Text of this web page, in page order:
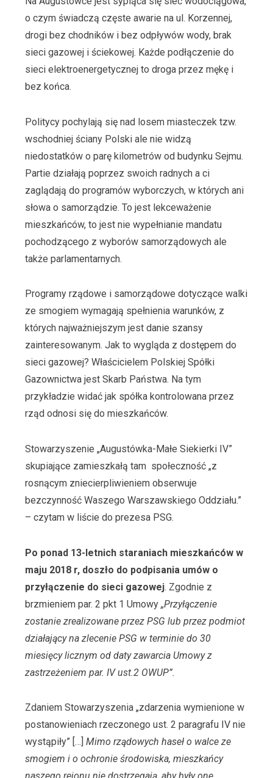
o czym świadczą częste awarie na ul. Korzennej,
drogi bez chodników i bez odpływów wody, brak
sieci gazowej i ściekowej. Każde podłączenie do
sieci elektroenergetycznej to droga przez mękę i
bez końca.
Politycy pochylają się nad losem miasteczek tzw.
wschodniej ściany Polski ale nie widzą
niedostatków o parę kilometrów od budynku Sejmu.
Partie działają poprzez swoich radnych a ci
zaglądają do programów wyborczych, w których ani
słowa o samorządzie. To jest lekceważenie
mieszkańców, to jest nie wypełnianie mandatu
pochodzącego z wyborów samorządowych ale
także parlamentarnych.
Programy rządowe i samorządowe dotyczące walki
ze smogiem wymagają spełnienia warunków, z
których najważniejszym jest danie szansy
zainteresowanym. Jak to wygląda z dostępem do
sieci gazowej? Właścicielem Polskiej Spółki
Gazownictwa jest Skarb Państwa. Na tym
przykładzie widać jak spółka kontrolowana przez
rząd odnosi się do mieszkańców.
Stowarzyszenie „Augustówka-Małe Siekierki IV”
skupiające zamieszkałą tam społeczność „z
rosnącym zniecierpliwieniem obserwuje
bezczynność Waszego Warszawskiego Oddziału.”
– czytam w liście do prezesa PSG.
Po ponad 13-letnich staraniach mieszkańców w
maju 2018 r, doszło do podpisania umów o
przyłączenie do sieci gazowej. Zgodnie z
brzmieniem par. 2 pkt 1 Umowy „Przyłączenie
zostanie zrealizowane przez PSG lub przez podmiot
działający na zlecenie PSG w terminie do 30
miesięcy licznym od daty zawarcia Umowy z
zastrzeżeniem par. IV ust.2 OWUP”.
Zdaniem Stowarzyszenia „zdarzenia wymienione w
postanowieniach rzeczonego ust. 2 paragrafu IV nie
wystąpiły” […] Mimo rządowych haseł o walce ze
smogiem i o ochronie środowiska, mieszkańcy